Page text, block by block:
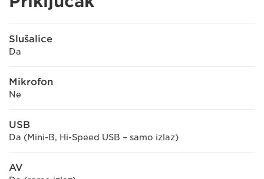
Slušalice
Da
Mikrofon
Ne
USB
Da (Mini-B, Hi-Speed USB – samo izlaz)
AV